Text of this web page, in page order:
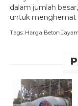
dalam jumlah
untuk menghemat
Tags: Harga Beton